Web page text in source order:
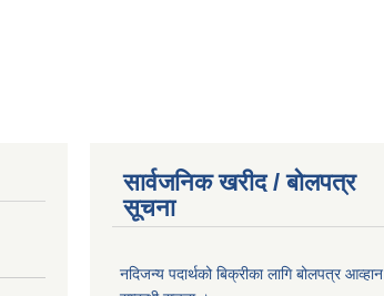
सार्वजनिक खरीद / बोलपत्र
सूचना
नदिजन्य पदार्थको बिक्रीका लागि बोलपत्र आव्हान